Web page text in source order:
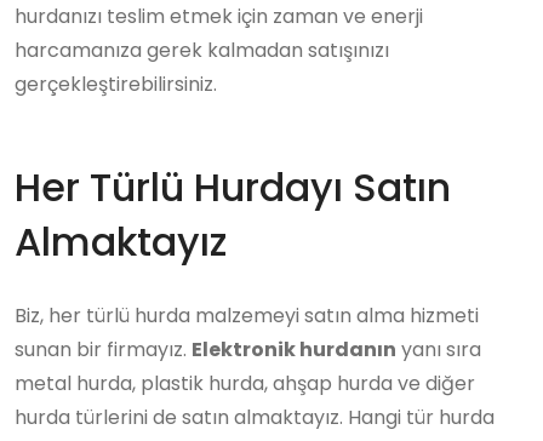
hurdanızı teslim etmek için zaman ve enerji
harcamanıza gerek kalmadan satışınızı
gerçekleştirebilirsiniz.
Her Türlü Hurdayı Satın
Almaktayız
Biz, her türlü hurda malzemeyi satın alma hizmeti
sunan bir firmayız. Elektronik hurdanın yanı sıra
metal hurda, plastik hurda, ahşap hurda ve diğer
hurda türlerini de satın almaktayız. Hangi tür hurda